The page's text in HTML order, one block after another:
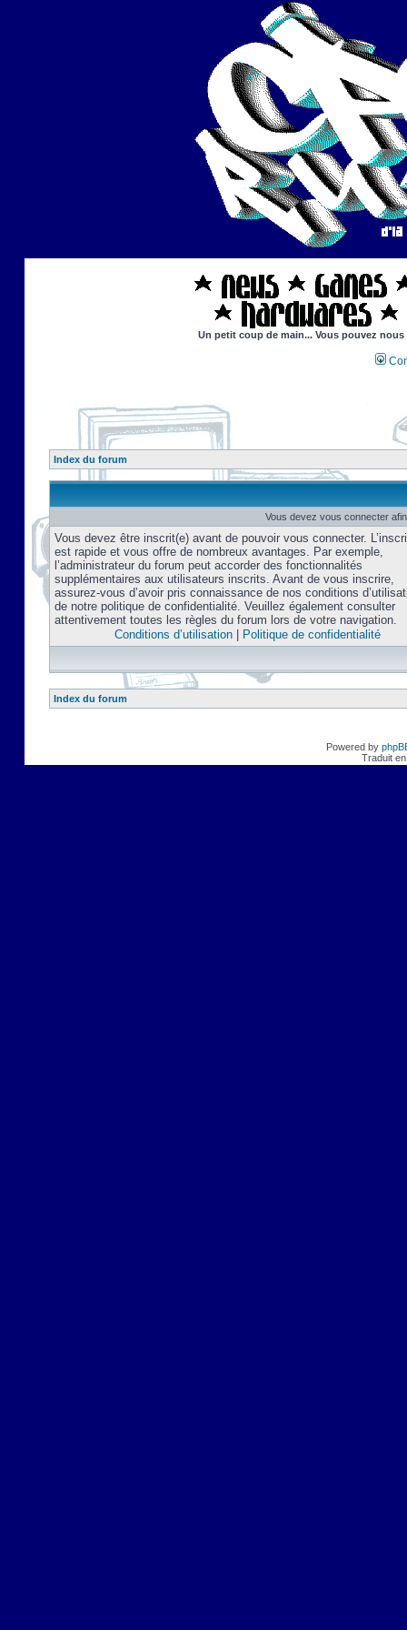
Un petit coup de main... Vous pouvez
Index du forum
Vous devez vous connecter
Vous devez être inscrit(e) avant de pouvoir vous connecter.
est rapide et vous offre de nombreux avantages. Par exemple,
l’administrateur du forum peut accorder des fonctionnalités
supplémentaires aux utilisateurs inscrits. Avant de vous inscrire,
assurez-vous d’avoir pris connaissance de nos conditions
de notre politique de confidentialité. Veuillez également consulter
attentivement toutes les règles du forum lors de votre navigation.
Conditions d’utilisation| Politique de confidentialité
Index du forum
Powered by
Traduit